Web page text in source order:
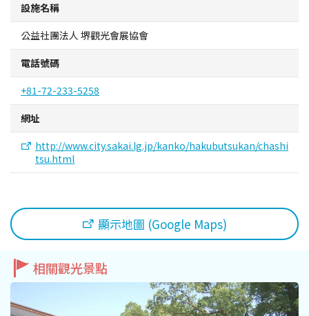
設施名稱
公益社團法人 堺觀光會展協會
電話號碼
+81-72-233-5258
網址
http://www.city.sakai.lg.jp/kanko/hakubutsukan/chashi
tsu.html
顯示地圖 (Google Maps)
相關觀光景點